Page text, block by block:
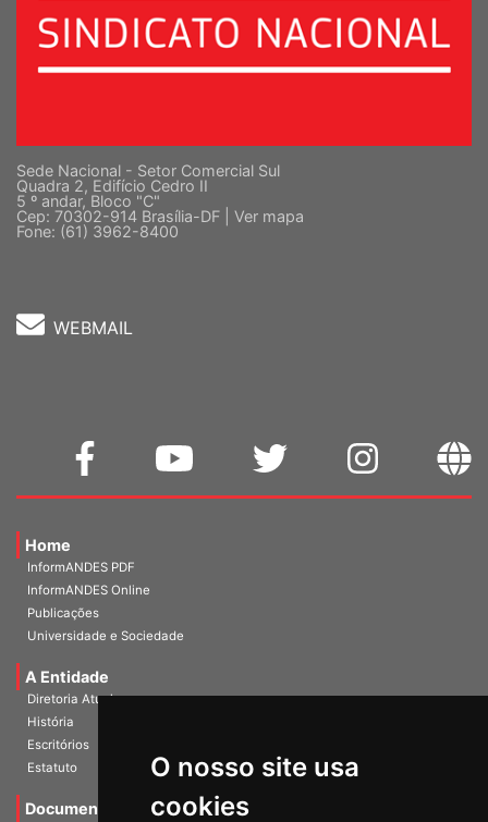
O nosso site usa
cookies
Sede Nacional - Setor Comercial Sul
Quadra 2, Edifício Cedro II
5 º andar, Bloco "C"
Cep: 70302-914 Brasília-DF | Ver mapa
Fone: (61) 3962-8400
WEBMAIL
Home
InformANDES PDF
InformANDES Online
Publicações
Universidade e Sociedade
A Entidade
Diretoria Atual
História
Escritórios
Estatuto
Documentos